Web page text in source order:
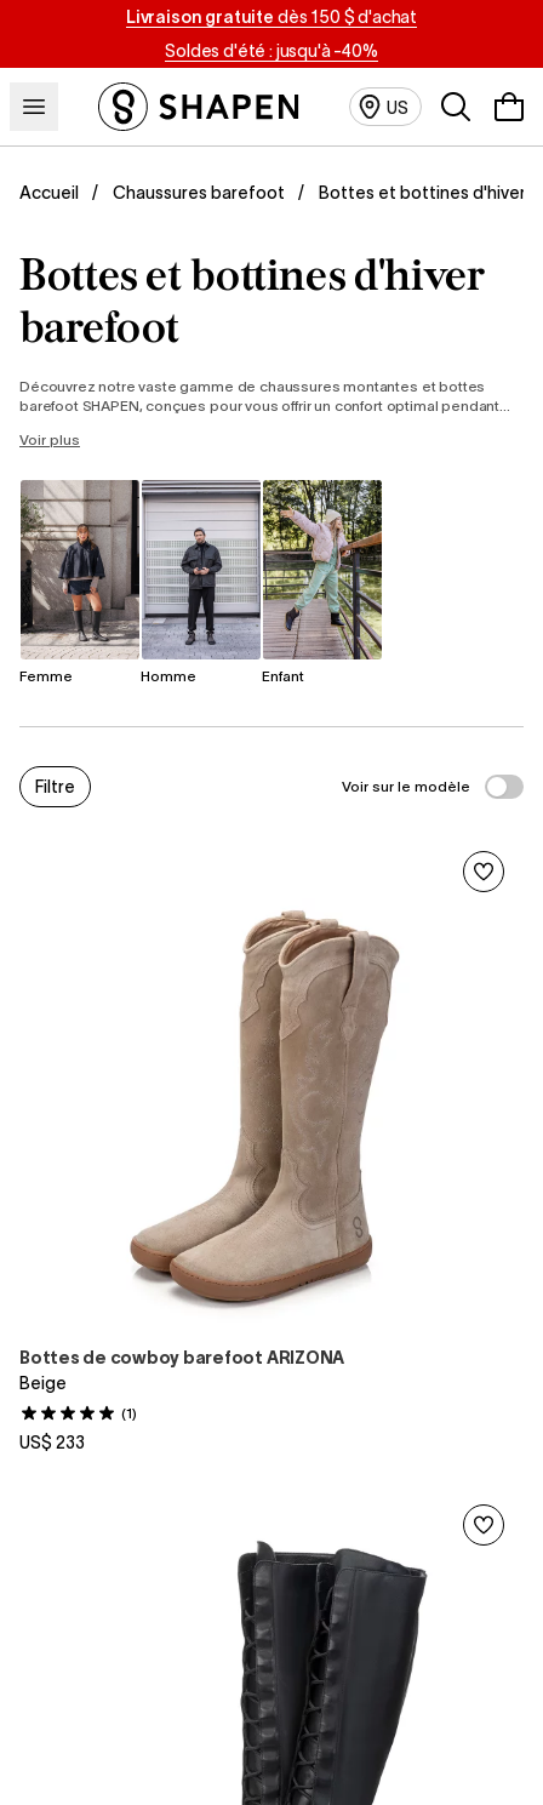
Livraison gratuite dès 150 $ d'achat
Soldes d'été : jusqu'à -40%
US Recherche
Accueil Chaussures barefoot Bottes et bottines d'hiver
Bottes et bottines d'hiver
barefoot
Découvrez notre vaste gamme de chaussures montantes et bottes
barefoot SHAPEN, conçues pour vous offrir un confort optimal pendant
homme et pour enfant, des bottes élégantes aux bottes d'hiver légères
Voir plus
Femme Homme Enfant
Filtre Voir sur le modèle
Bottes de cowboy barefoot ARIZONA
Beige
(1)
US$ 233